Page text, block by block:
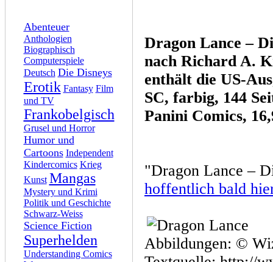
Abenteuer
Anthologien
Biographisch
Computerspiele
Deutsch Die Disneys
Erotik Fantasy Film
und TV
Frankobelgisch
Grusel und Horror
Humor und
Cartoons Independent
Kindercomics Krieg
Kunst Mangas
Mystery und Krimi
Politik und Geschichte
Schwarz-Weiss
Science Fiction
Superhelden
Understanding Comics
Dragon Lance –
nach Richard A.
enthält die US-
SC, farbig, 144
Panini Comics,
"Dragon Lance –
hoffentlich bald
Abbildungen: ©